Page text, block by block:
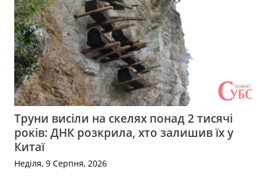
Труни висіли на скелях понад 2 тисячі
років: ДНК розкрила, хто залишив їх у
Китаї
Неділя, 9 Серпня, 2026